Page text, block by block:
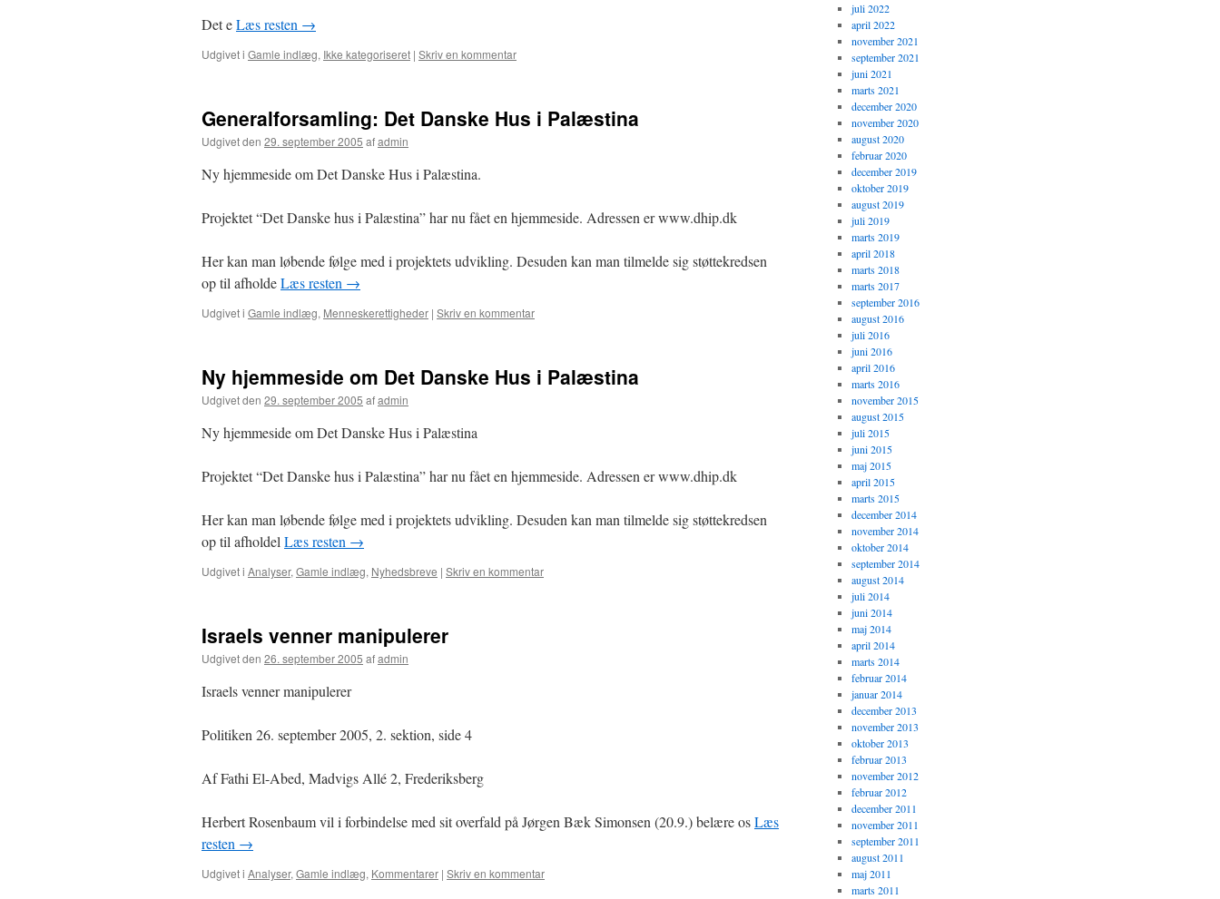
Det eLæs resten →
Udgivet i Gamle indlæg, Ikke kategoriseret | Skriv en kommentar
Generalforsamling: Det Danske Hus i Palæstina
Udgivet den 29. september 2005 afadmin
Ny hjemmeside om Det Danske Hus i Palæstina.
Projektet “Det Danske hus i Palæstina” har nu fået en hjemmeside. Adressen er www.dhip.dk
Her kan man løbende følge med i projektets udvikling. Desuden kan man tilmelde sig støttekredsen
op til afholdeLæs resten →
Udgivet i Gamle indlæg, Menneskerettigheder | Skriv en kommentar
Ny hjemmeside om Det Danske Hus i Palæstina
Udgivet den 29. september 2005 afadmin
Ny hjemmeside om Det Danske Hus i Palæstina
Projektet “Det Danske hus i Palæstina” har nu fået en hjemmeside. Adressen er www.dhip.dk
Her kan man løbende følge med i projektets udvikling. Desuden kan man tilmelde sig støttekredsen
op til afholdel Læs resten →
Udgivet i Analyser, Gamle indlæg, Nyhedsbreve | Skriv en kommentar
Israels venner manipulerer
Udgivet den 26. september 2005 afadmin
Israels venner manipulerer
Politiken 26. september 2005, 2. sektion, side 4
Af Fathi El-Abed, Madvigs Allé 2, Frederiksberg
Herbert Rosenbaum vil i forbindelse med sit overfald på Jørgen Bæk Simonsen (20.9.) belære osLæs
resten →
Udgivet i Analyser, Gamle indlæg, Kommentarer | Skriv en kommentar
juli 2022
april 2022
november 2021
september 2021
juni 2021
marts 2021
december 2020
november 2020
august 2020
februar 2020
december 2019
oktober 2019
august 2019
juli 2019
marts 2019
april 2018
marts 2018
marts 2017
september 2016
august 2016
juli 2016
juni 2016
april 2016
marts 2016
november 2015
august 2015
juli 2015
juni 2015
maj 2015
april 2015
marts 2015
december 2014
november 2014
oktober 2014
september 2014
august 2014
juli 2014
juni 2014
maj 2014
april 2014
marts 2014
februar 2014
januar 2014
december 2013
november 2013
oktober 2013
februar 2013
november 2012
februar 2012
december 2011
november 2011
september 2011
august 2011
maj 2011
marts 2011